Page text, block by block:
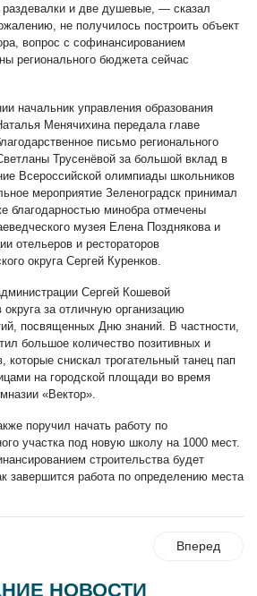
и две душевые, — сказал
не получилось построить объект
вопрос с софинансированием
регионального бюджета сейчас
начальник управления образования
Менячихина передала главе
письмо регионального
Трусенёвой за большой вклад в
Всероссийской олимпиады школьников
мероприятие Зеленоградск принимал
благодарностью минобра отмечены
музея Елена Позднякова и
отельеров и рестораторов
округа Сергей Куренков.
Сергей Кошевой
округа за отличную организацию
посвященных Дню знаний. В частности,
большое количество позитивных и
которые снискал трогательный танец пап
на городской площади во время
«Вектор».
поручил начать работу по
участка под новую школу на 1000 мест.
строительства будет
завершится работа по определению места
Вперед
НОВОСТИ